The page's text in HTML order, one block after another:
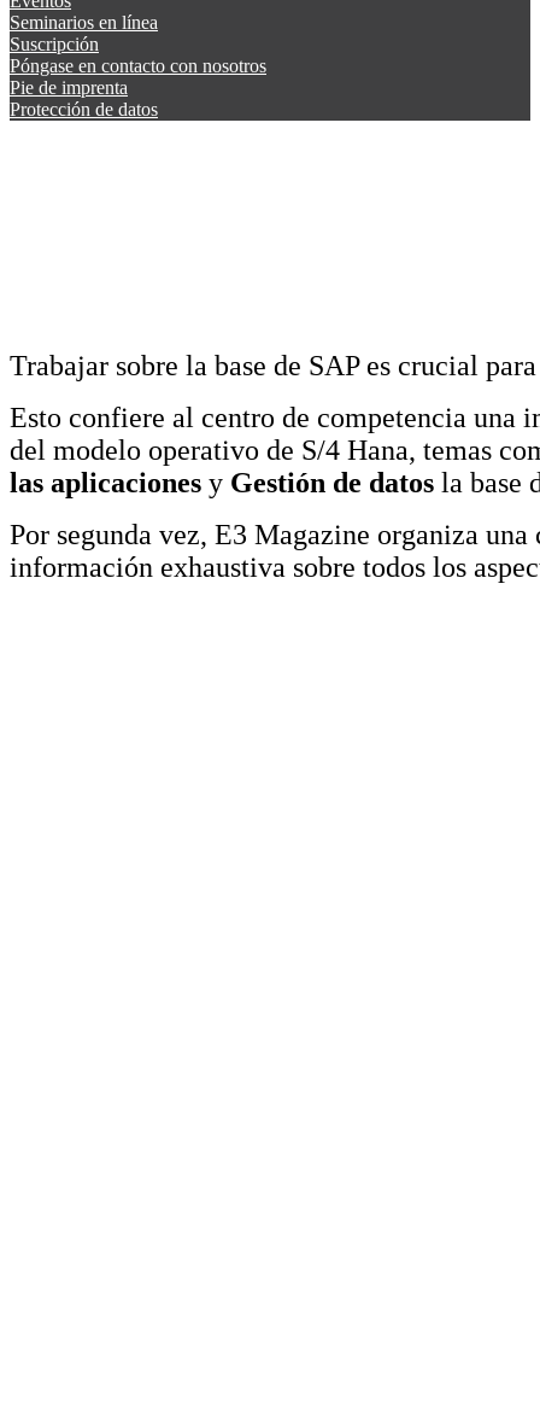
Seminarios en línea
Suscripción
Póngase en contacto con nosotros
Pie de imprenta
Protección de datos
Trabajar sobre la base de SAP es crucial
Esto confiere al centro de competencia una
del modelo operativo de S/4 Hana, temas
las aplicaciones y Gestión de datos la base
Por segunda vez, E3 Magazine organiza
información exhaustiva sobre todos los